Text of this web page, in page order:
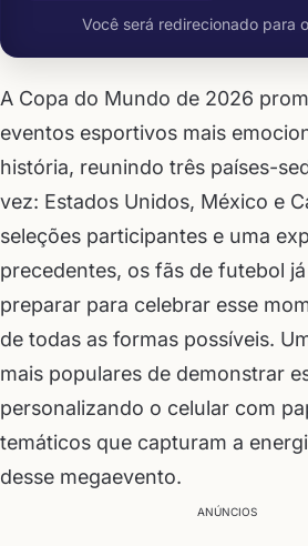
Você será redirecionado para
A Copa do Mundo de 2026
eventos esportivos mais
história, reunindo três países-
vez: Estados Unidos, México e
seleções participantes e uma
precedentes, os fãs de futebol
preparar para celebrar esse
de todas as formas possíveis.
mais populares de demonstrar
personalizando o celular com
temáticos que capturam a
desse megaevento.
ANÚNCIOS